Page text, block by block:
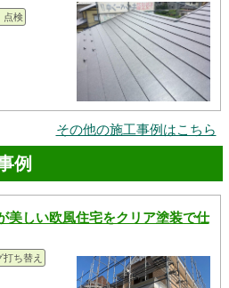
点検
その他の施工事例はこちら
例
美しい欧風住宅をクリア塗装で仕
ち替え